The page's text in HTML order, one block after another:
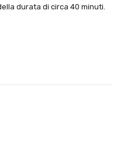
durata di circa 40 minuti.